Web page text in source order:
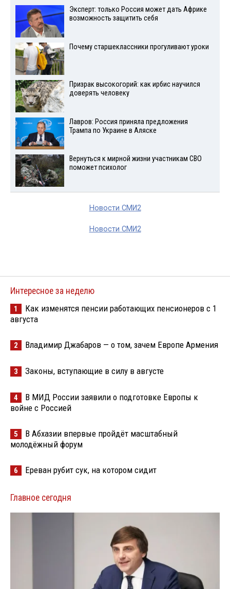
Эксперт: только Россия может дать Африке
возможность защитить себя
Почему старшеклассники прогуливают уроки
Призрак высокогорий: как ирбис научился
доверять человеку
Лавров: Россия приняла предложения
Трампа по Украине в Аляске
Вернуться к мирной жизни участникам СВО
поможет психолог
Новости СМИ2
Новости СМИ2
Интересное за неделю
1
Как изменятся пенсии работающих пенсионеров с 1
августа
2 Владимир Джабаров — о том, зачем Европе Армения
3 Законы, вступающие в силу в августе
4
В МИД России заявили о подготовке Европы к
войне с Россией
5
В Абхазии впервые пройдёт масштабный
молодёжный форум
6 Ереван рубит сук, на котором сидит
Главное сегодня